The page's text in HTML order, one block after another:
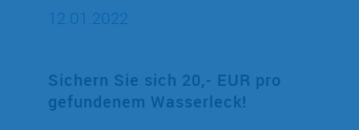
12.01.2022
Sichern Sie sich 20,- EUR pro
gefundenem Wasserleck!